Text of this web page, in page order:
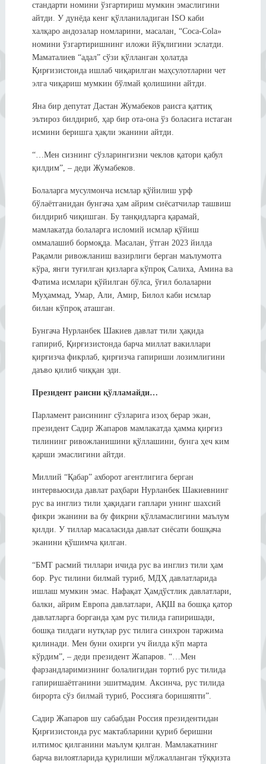
стандарти номини ўзгартириш мумкин эмаслигини
айтди. У дунёда кенг қўлланиладиган ISO каби
халқаро андозалар номларини, масалан, “Coca-Cola»
номини ўзгартиришнинг иложи йўқлигини эслатди.
Маматалиев “адал” сўзи қўлланган ҳолатда
Қирғизистонда ишлаб чиқарилган маҳсулотларни чет
элга чиқариш мумкин бўлмай қолишини айтди.
Яна бир депутат Дастан Жумабеков раисга қаттиқ
эътироз билдириб, ҳар бир ота-она ўз боласига истаган
исмини беришга ҳақли эканини айтди.
“…Мен сизнинг сўзларингизни чеклов қатори қабул
қилдим”, – деди Жумабеков.
Болаларга мусулмонча исмлар қўйилиш урф
бўлаётганидан бунгача ҳам айрим сиёсатчилар ташвиш
билдириб чиқишган. Бу танқидларга қарамай,
мамлакатда болаларга исломий исмлар қўйиш
оммалашиб бормоқда. Масалан, ўтган 2023 йилда
Рақамли ривожланиш вазирлиги берган маълумотга
кўра, янги туғилган қизларга кўпроқ Салиха, Амина ва
Фатима исмлари қўйилган бўлса, ўғил болаларни
Муҳаммад, Умар, Али, Амир, Билол каби исмлар
билан кўпроқ аташган.
Бунгача Нурланбек Шакиев давлат тили ҳақида
гапириб, Қирғизистонда барча миллат вакиллари
қирғизча фикрлаб, қирғизча гапириши лозимлигини
даъво қилиб чиққан эди.
Президент раисни қўлламайди…
Парламент раисининг сўзларига изоҳ берар экан,
президент Садир Жапаров мамлакатда ҳамма қирғиз
тилининг ривожланишини қўллашини, бунга ҳеч ким
қарши эмаслигини айтди.
Миллий “Қабар” ахборот агентлигига берган
интервьюсида давлат раҳбари Нурланбек Шакиевнинг
рус ва инглиз тили ҳақидаги гаплари унинг шахсий
фикри эканини ва бу фикрни қўлламаслигини маълум
қилди. У тиллар масаласида давлат сиёсати бошқача
эканини қўшимча қилган.
“БМТ расмий тиллари ичида рус ва инглиз тили ҳам
бор. Рус тилини билмай туриб, МДҲ давлатларида
ишлаш мумкин эмас. Нафақат Ҳамдўстлик давлатлари,
балки, айрим Европа давлатлари, АҚШ ва бошқа қатор
давлатларга борганда ҳам рус тилида гапиришади,
бошқа тилдаги нутқлар рус тилига синхрон таржима
қилинади. Мен буни охирги уч йилда кўп марта
кўрдим”, – деди президент Жапаров. “…Мен
фарзандларимизнинг болалигидан тортиб рус тилида
гапиришаётганини эшитмадим. Аксинча, рус тилида
бирорта сўз билмай туриб, Россияга боришяпти”.
Садир Жапаров шу сабабдан Россия президентидан
Қирғизистонда рус мактабларини қуриб беришни
илтимос қилганини маълум қилган. Мамлакатнинг
барча вилоятларида қурилиши мўлжалланган тўққизта